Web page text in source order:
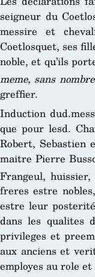
seigneur du
messire et
Coetlosquet, ses
noble, et qu’ils
meme, sans nombre
greffier.
Induction
que pour lesd.
Robert, Sebastien
maitre Pierre
Frangeul,
freres estre
estre leur
dans les qualites
privileges et
aux anciens et
employes au role